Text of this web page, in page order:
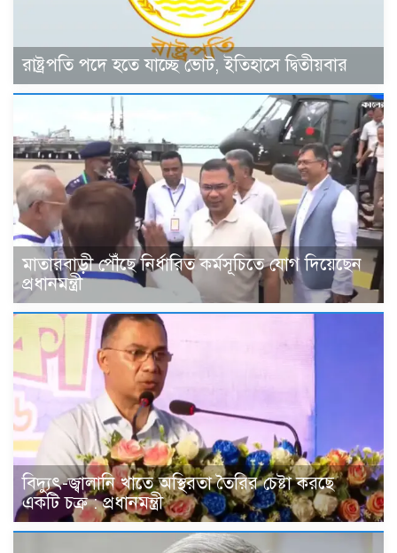
রাষ্ট্রপতি পদে হতে যাচ্ছে ভোট, ইতিহাসে দ্বিতীয়বার
মাতারবাড়ী পৌঁছে নির্ধারিত কর্মসূচিতে যোগ দিয়েছেন
প্রধানমন্ত্রী
বিদ্যুৎ-জ্বালানি খাতে অস্থিরতা তৈরির চেষ্টা করছে
একটি চক্র : প্রধানমন্ত্রী